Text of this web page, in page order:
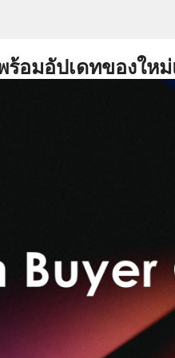
อมอัปเดทของให